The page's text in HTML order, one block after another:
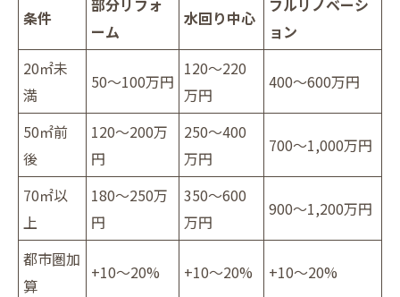
条件
部分リフォ
ーム
水回り中心
フルリノベーシ
ョン
20㎡未
満
50～100万円
120～220
万円
400～600万円
50㎡前
後
120～200万
円
250～400
万円
700～1,000万円
70㎡以
上
180～250万
円
350～600
万円
900～1,200万円
都市圏加
算
+10～20% +10～20% +10～20%